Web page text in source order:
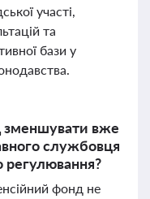
участі,
та
бази у
вже
службовця
регулювання?
фонд не